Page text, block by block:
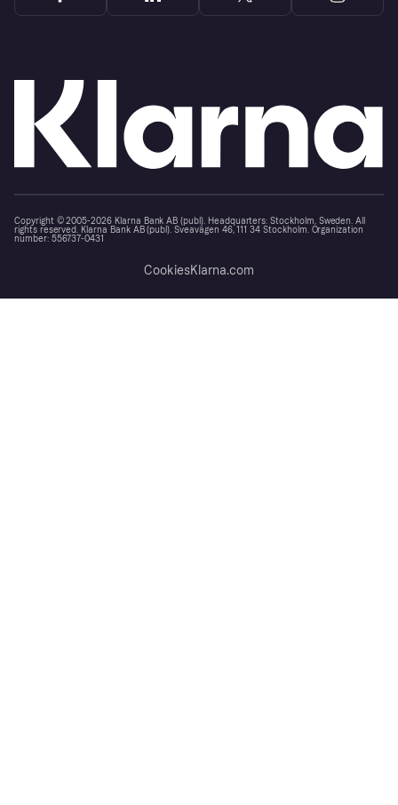
Copyright © 2005-2026 Klarna Bank AB (publ). Headquarters: Stockholm, Sweden. All
rights reserved. Klarna Bank AB (publ). Sveavägen 46, 111 34 Stockholm. Organization
number: 556737-0431
CookiesKlarna.com